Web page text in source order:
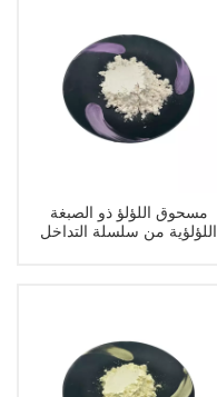
مسحوق اللؤلؤ ذو الصبغة
اللؤلؤية من سلسلة التداخل